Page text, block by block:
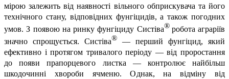
мірою залежить від наявності вільного обприскувача та його
технічного стану, відповідних фунгіцидів, а також погодних
умов. З появою на ринку фунгіциду Систіва® робота аграріїв
значно спрощується. Систіва® — перший фунгіцид, який
ефективно і протягом тривалого періоду — від проростання
до появи прапорцевого листка — контролює найбільш
шкодочинні хвороби ячменю. Однак, на відміну від